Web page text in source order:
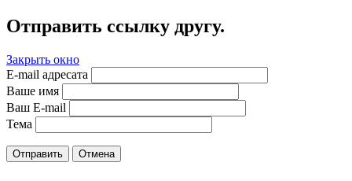
Отправить ссылку другу.
Закрыть окно
E-mail адресата
Ваше имя
Ваш E-mail
Тема
Отправить Отмена